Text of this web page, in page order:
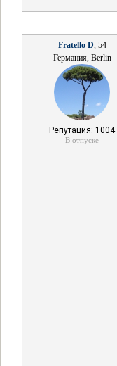
Fratello D, 54
Германия, Berlin
Репутация: 1004
В отпуске